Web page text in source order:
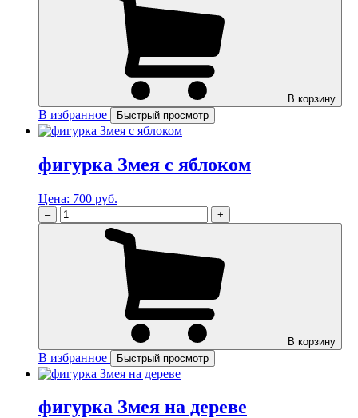
В корзину
В избранное Быстрый просмотр
фигурка Змея с яблоком
Цена: 700 руб.
– +
В корзину
В избранное Быстрый просмотр
фигурка Змея на дереве